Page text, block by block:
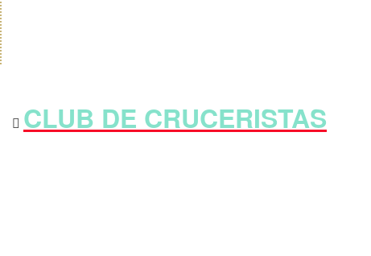
CLUB DE CRUCERISTAS